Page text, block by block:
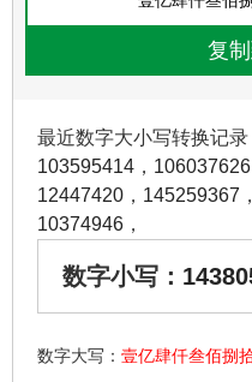
最近数字大小写转换记录
103595414 ， 106037626
12447420 ， 145259367 ，
10374946 ，
数字小写：
数字大写： 壹亿肆仟叁佰捌